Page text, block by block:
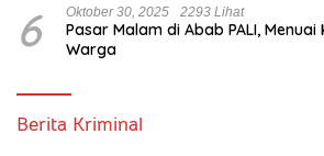
6 Oktober 30, 2025 2293 Lihat
Pasar Malam di Abab PALI,
Warga
Berita Kriminal